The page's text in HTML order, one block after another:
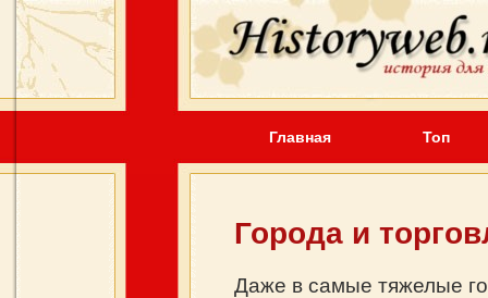
Главная Топ
Города и
Даже в самые тяжелые